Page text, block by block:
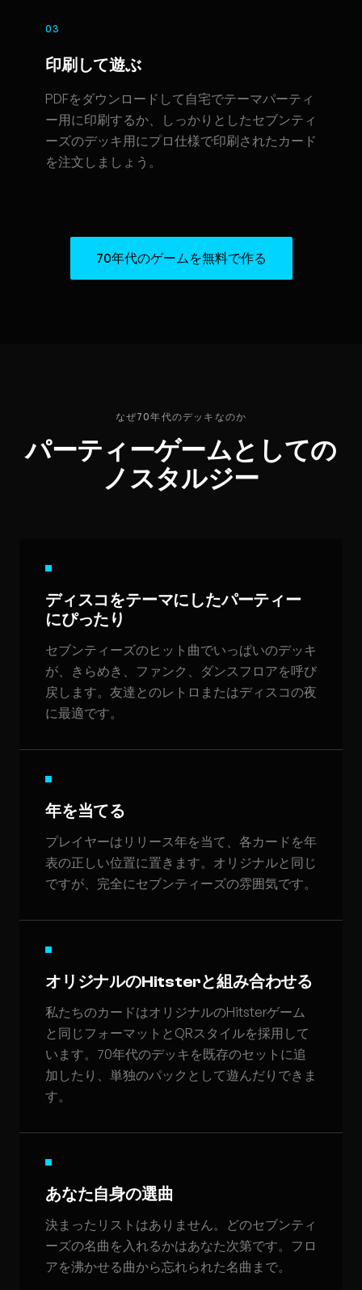
03
印刷して遊ぶ
PDFをダウンロードして自宅でテーマパーティ
ー用に印刷するか、しっかりとしたセブンティ
ーズのデッキ用にプロ仕様で印刷されたカード
を注文しましょう。
70年代のゲームを無料で作る
なぜ70年代のデッキなのか
パーティーゲームとしての
ノスタルジー
ディスコをテーマにしたパーティー
にぴったり
セブンティーズのヒット曲でいっぱいのデッキ
が、きらめき、ファンク、ダンスフロアを呼び
戻します。友達とのレトロまたはディスコの夜
に最適です。
年を当てる
プレイヤーはリリース年を当て、各カードを年
表の正しい位置に置きます。オリジナルと同じ
ですが、完全にセブンティーズの雰囲気です。
オリジナルのHitsterと組み合わせる
私たちのカードはオリジナルのHitsterゲーム
と同じフォーマットとQRスタイルを採用して
います。70年代のデッキを既存のセットに追
加したり、単独のパックとして遊んだりできま
す。
あなた自身の選曲
決まったリストはありません。どのセブンティ
ーズの名曲を入れるかはあなた次第です。フロ
アを沸かせる曲から忘れられた名曲まで。